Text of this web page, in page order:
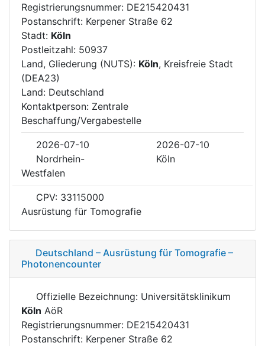
Registrierungsnummer: DE215420431
Postanschrift: Kerpener Straße 62
Stadt: Köln
Postleitzahl: 50937
Land, Gliederung (NUTS): Köln, Kreisfreie Stadt
(DEA23)
Land: Deutschland
Kontaktperson: Zentrale
Beschaffung/Vergabestelle
2026-07-10
2026-07-10
Nordrhein-
Westfalen
Köln
CPV: 33115000
Ausrüstung für Tomografie
Deutschland – Ausrüstung für Tomografie –
Photonencounter
Offizielle Bezeichnung: Universitätsklinikum
Köln AöR
Registrierungsnummer: DE215420431
Postanschrift: Kerpener Straße 62